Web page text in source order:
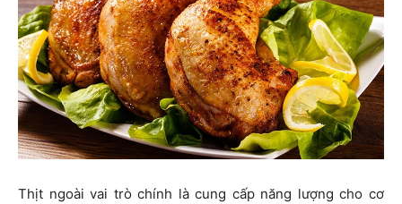
Thịt ngoài vai trò chính là cung cấp năng lượng cho cơ